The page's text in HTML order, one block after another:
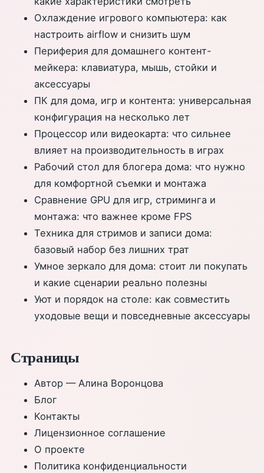
Охлаждение игрового компьютера: как
настроить airflow и снизить шум
Периферия для домашнего контент-
мейкера: клавиатура, мышь, стойки и
аксессуары
ПК для дома, игр и контента: универсальная
конфигурация на несколько лет
Процессор или видеокарта: что сильнее
влияет на производительность в играх
Рабочий стол для блогера дома: что нужно
для комфортной съемки и монтажа
Сравнение GPU для игр, стриминга и
монтажа: что важнее кроме FPS
Техника для стримов и записи дома:
базовый набор без лишних трат
Умное зеркало для дома: стоит ли покупать
и какие сценарии реально полезны
Уют и порядок на столе: как совместить
уходовые вещи и повседневные аксессуары
Страницы
Автор — Алина Воронцова
Блог
Контакты
Лицензионное соглашение
О проекте
Политика конфиденциальности